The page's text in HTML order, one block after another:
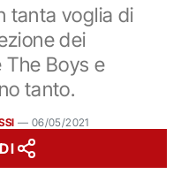
tanta voglia di
dei
Boys e
tanto.
— 06/05/2021